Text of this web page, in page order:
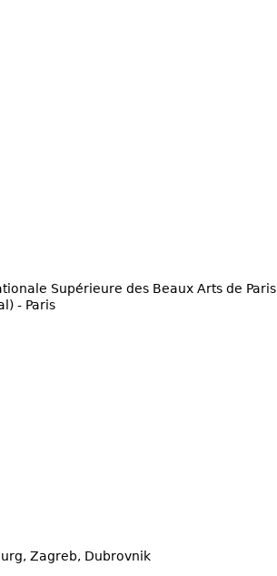
Supérieure des Beaux Arts de Paris
- Paris
Zagreb, Dubrovnik